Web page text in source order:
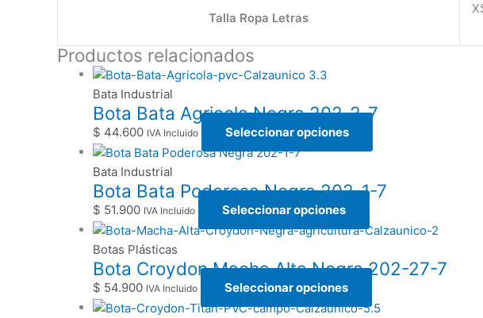
Talla Ropa Letras
Productos relacionados
Bata Industrial
Bota Bata Agricola Negra 202-2-7
$ 44.600 IVA Incluido Seleccionar opciones
Bata Industrial
Bota Bata Poderosa Negra 202-1-7
$ 51.900 IVA Incluido Seleccionar opciones
Botas Plásticas
Bota Croydon Macha Alta Negra 202-27-7
$ 54.900 IVA Incluido Seleccionar opciones